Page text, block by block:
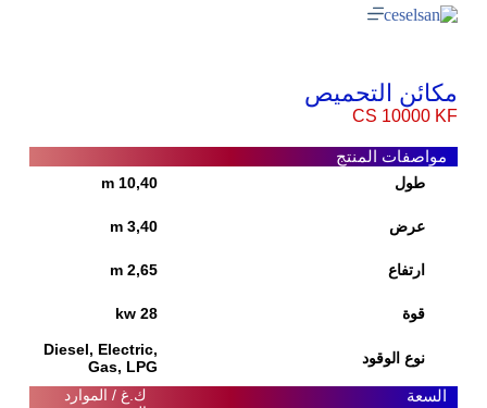
مكائن التحميص
CS 10000 KF
مواصفات المنتج
طول 10,40 m
عرض 3,40 m
ارتفاع 2,65 m
قوة 28 kw
نوع الوقود
Diesel, Electric,
Gas, LPG
السعة
ك.غ / الموارد